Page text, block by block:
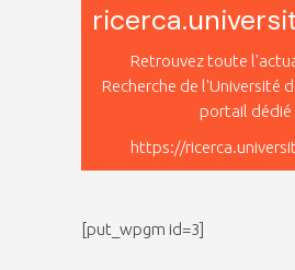
Retrouvez toute
Recherche de l'Université
portail dédié
https://
[put_wpgm id=3]